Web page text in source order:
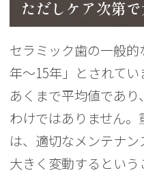
ただしケア次第
セラミック歯の一般
年〜15年」とされて
あくまで平均値であ
わけではありません
は、適切なメンテナ
大きく変動するとい